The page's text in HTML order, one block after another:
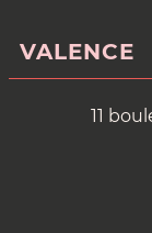
VALENCE
11